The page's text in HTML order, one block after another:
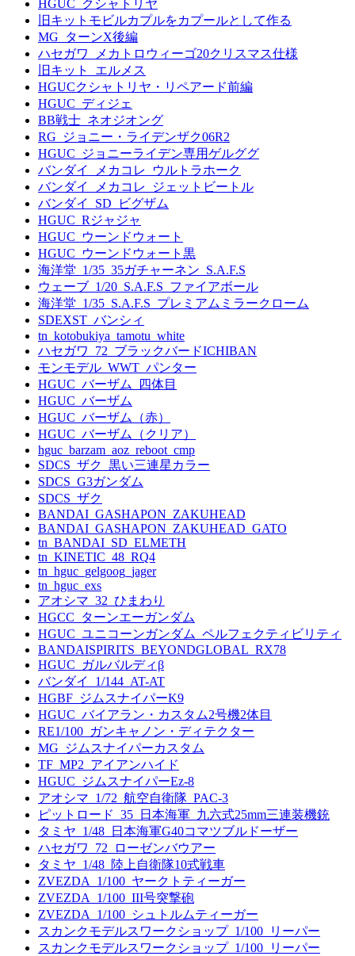
HGUC_クシャトリヤ
旧キットモビルカプルをカプールとして作る
MG_ターンX後編
ハセガワ_メカトロウィーゴ20クリスマス仕様
旧キット_エルメス
HGUCクシャトリヤ・リペアード前編
HGUC_ディジェ
BB戦士_ネオジオング
RG_ジョニー・ライデンザク06R2
HGUC_ジョニーライデン専用ゲルググ
バンダイ_メカコレ_ウルトラホーク
バンダイ_メカコレ_ジェットビートル
バンダイ_SD_ビグザム
HGUC_Rジャジャ
HGUC_ウーンドウォート
HGUC_ウーンドウォート黒
海洋堂_1/35_35ガチャーネン_S.A.F.S
ウェーブ_1/20_S.A.F.S_ファイアボール
海洋堂_1/35_S.A.F.S_プレミアムミラークローム
SDEXST_バンシィ
tn_kotobukiya_tamotu_white
ハセガワ_72_ブラックバードICHIBAN
モンモデル_WWT_パンター
HGUC_バーザム_四体目
HGUC_バーザム
HGUC_バーザム（赤）
HGUC_バーザム（クリア）
hguc_barzam_aoz_reboot_cmp
SDCS_ザク_黒い三連星カラー
SDCS_G3ガンダム
SDCS_ザク
BANDAI_GASHAPON_ZAKUHEAD
BANDAI_GASHAPON_ZAKUHEAD_GATO
tn_BANDAI_SD_ELMETH
tn_KINETIC_48_RQ4
tn_hguc_gelgoog_jager
tn_hguc_exs
アオシマ_32_ひまわり
HGCC_ターンエーガンダム
HGUC_ユニコーンガンダム_ペルフェクティビリティ
BANDAISPIRITS_BEYONDGLOBAL_RX78
HGUC_ガルバルディβ
バンダイ_1/144_AT-AT
HGBF_ジムスナイパーK9
HGUC_バイアラン・カスタム2号機2体目
RE1/100_ガンキャノン・ディテクター
MG_ジムスナイパーカスタム
TF_MP2_アイアンハイド
HGUC_ジムスナイパーEz-8
アオシマ_1/72_航空自衛隊_PAC-3
ピットロード_35_日本海軍_九六式25mm三連装機銃
タミヤ_1/48_日本海軍G40コマツブルドーザー
ハセガワ_72_ローゼンバウアー
タミヤ_1/48_陸上自衛隊10式戦車
ZVEZDA_1/100_ヤークトティーガー
ZVEZDA_1/100_III号突撃砲
ZVEZDA_1/100_シュトルムティーガー
スカンクモデルスワークショップ_1/100_リーパー
スカンクモデルスワークショップ_1/100_リーパー